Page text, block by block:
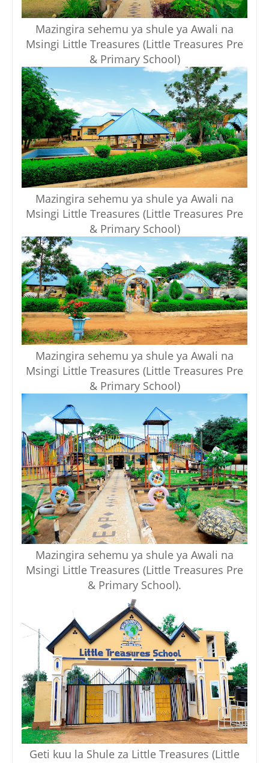
Mazingira sehemu ya shule ya Awali na
Msingi Little Treasures (Little Treasures Pre
& Primary School)
Mazingira sehemu ya shule ya Awali na
Msingi Little Treasures (Little Treasures Pre
& Primary School)
Mazingira sehemu ya shule ya Awali na
Msingi Little Treasures (Little Treasures Pre
& Primary School)
Mazingira sehemu ya shule ya Awali na
Msingi Little Treasures (Little Treasures Pre
& Primary School).
Geti kuu la Shule za Little Treasures (Little